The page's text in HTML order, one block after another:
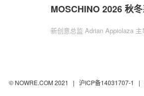
MOSCHINO 2026 秋
新创意总监 Adrian Appiolaza 主
© NOWRE.COM 2021 | 沪ICP备14031707-1 |